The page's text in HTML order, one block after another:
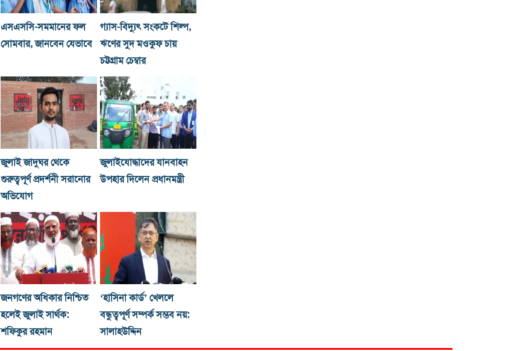
এসএসসি-সমমানের ফল
সোমবার, জানবেন যেভাবে
গ্যাস-বিদ্যুৎ সংকটে শিল্প,
ঋণের সুদ মওকুফ চায়
চট্টগ্রাম চেম্বার
জুলাই জাদুঘর থেকে
গুরুত্বপূর্ণ প্রদর্শনী সরানোর
অভিযোগ
জুলাইযোদ্ধাদের যানবাহন
উপহার দিলেন প্রধানমন্ত্রী
জনগণের অধিকার নিশ্চিত
হলেই জুলাই সার্থক:
শফিকুর রহমান
‘হাসিনা কার্ড’ খেললে
বন্ধুত্বপূর্ণ সম্পর্ক সম্ভব নয়:
সালাহউদ্দিন